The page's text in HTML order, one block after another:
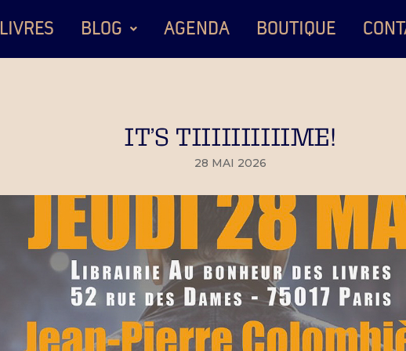
LIVRES BLOG AGENDA BOUTIQUE
IT’S TIIIIIIIIIIME!
28 MAI 2026